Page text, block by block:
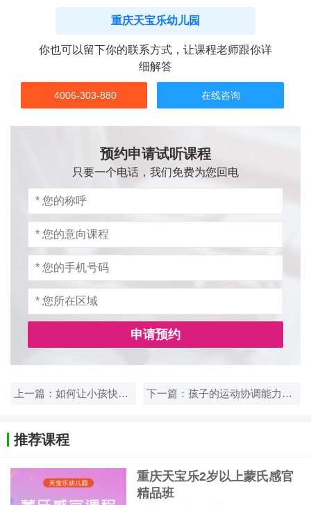
重庆天宝乐幼儿园
你也可以留下你的联系方式，让课程老师跟你详
细解答
4006-303-880 在线咨询
预约申请试听课程
只要一个电话，我们免费为您回电
申请预约
上一篇：如何让小孩快速适应幼儿园生活？ 下一篇：孩子的运动协调能力如何训练？附实用小游戏
推荐课程
重庆天宝乐2岁以上蒙氏感官
精品班